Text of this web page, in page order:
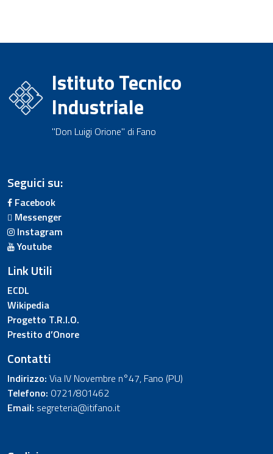
Istituto Tecnico
Industriale
"Don Luigi Orione" di Fano
Seguici su:
Facebook
Messenger
Instagram
Youtube
Link Utili
ECDL
Wikipedia
Progetto T.R.I.O.
Prestito d’Onore
Contatti
Indirizzo: Via IV Novembre n°47, Fano (PU)
Telefono: 0721/801462
Email: segreteria@itifano.it